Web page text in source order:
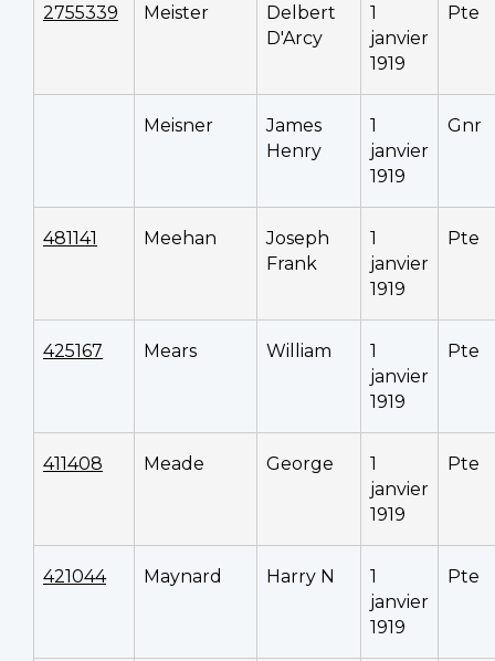
2755339 Meister
Delbert
D'Arcy
1
janvier
1919
Pte
Meisner
James
Henry
1
janvier
1919
Gnr
481141 Meehan
Joseph
Frank
1
janvier
1919
Pte
425167 Mears William
1
janvier
1919
Pte
411408 Meade George
1
janvier
1919
Pte
421044 Maynard Harry N
1
janvier
1919
Pte